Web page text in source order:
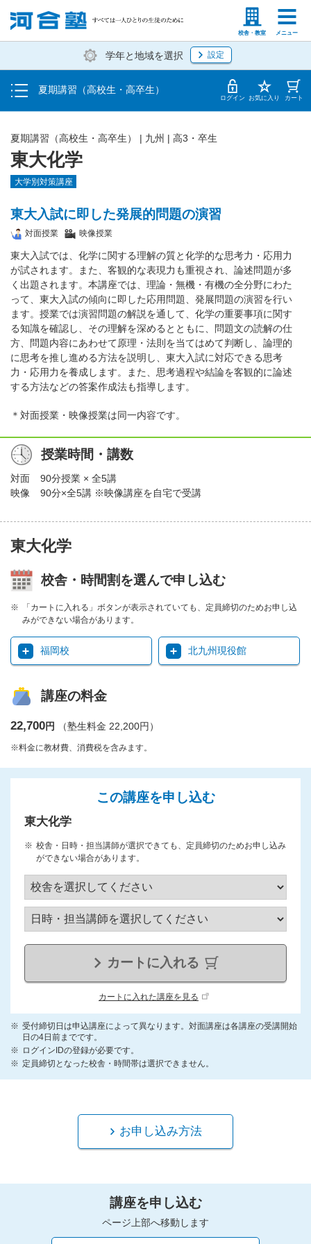
校舎・教室 メニュー
塾生の方 高等学校の先生
学年と地域を選択 設定
夏期講習（高校生・高卒生）
受講料・お申し込み方法
受講開始までの流れ
校舎・教室一覧 ログイン お気に入り カート
東大化学
夏期講習（高校生・高卒生） | 九州 | 高3・卒生
大学別対策講座
東大入試に即した発展的問題の演習
対面授業 映像授業
東大入試では、化学に関する理解の質と化学的な思考力・応用力
が試されます。また、客観的な表現力も重視され、論述問題が多
く出題されます。本講座では、理論・無機・有機の全分野にわた
って、東大入試の傾向に即した応用問題、発展問題の演習を行い
ます。授業では演習問題の解説を通して、化学の重要事項に関す
る知識を確認し、その理解を深めるとともに、問題文の読解の仕
方、問題内容にあわせて原理・法則を当てはめて判断し、論理的
に思考を推し進める方法を説明し、東大入試に対応できる思考
力・応用力を養成します。また、思考過程や結論を客観的に論述
する方法などの答案作成法も指導します。
＊対面授業・映像授業は同一内容です。
授業時間・講数
対面
90分授業 × 全5講
映像
90分×全5講 ※映像講座を自宅で受講
東大化学
校舎・時間割を選んで申し込む
「カートに入れる」ボタンが表示されていても、定員締切のためお申し込
みができない場合があります。
福岡校 北九州現役館
講座の料金
22,700円 （塾生料金 22,200円）
※料金に教材費、消費税を含みます。
この講座を申し込む
東大化学
校舎・日時・担当講師が選択できても、定員締切のためお申し込み
ができない場合があります。
カートに入れる
カートに入れた講座を見る
受付締切日は申込講座によって異なります。対面講座は各講座の受講開始
日の4日前までです。
ログインIDの登録が必要です。
定員締切となった校舎・時間帯は選択できません。
お申し込み方法
講座を申し込む
ページ上部へ移動します